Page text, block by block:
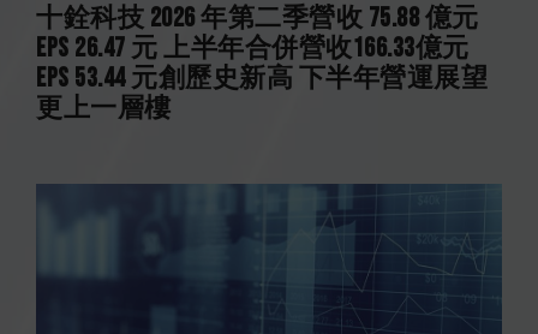
十銓科技 2026 年第二季營收 75.88 億元
EPS 26.47 元 上半年合併營收166.33億元
EPS 53.44 元創歷史新高 下半年營運展望
更上一層樓